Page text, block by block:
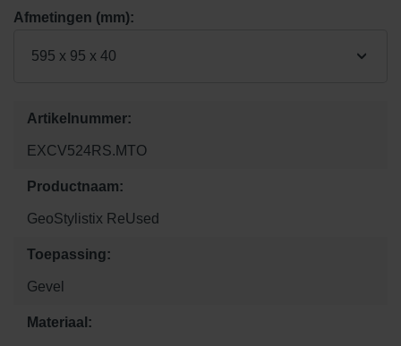
Afmetingen (mm):
595 x 95 x 40
Artikelnummer:
EXCV524RS.MTO
Productnaam:
GeoStylistix ReUsed
Toepassing:
Gevel
Materiaal: